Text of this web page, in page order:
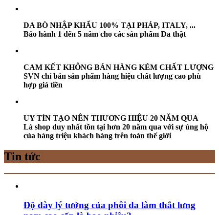
DA BÒ NHẬP KHẨU 100% TẠI PHÁP, ITALY, ...
Bảo hành 1 đến 5 năm cho các sản phẩm Da thật
CAM KẾT KHÔNG BÁN HÀNG KÉM CHẤT LƯỢNG
SVN chỉ bán sản phẩm hàng hiệu chất lượng cao phù
hợp giá tiền
UY TÍN TẠO NÊN THƯƠNG HIỆU 20 NĂM QUA
Là shop duy nhất tồn tại hơn 20 năm qua với sự ủng hộ
của hàng triệu khách hàng trên toàn thế giới
Tin tức
Độ dày lý tưởng của phôi da làm thắt lưng